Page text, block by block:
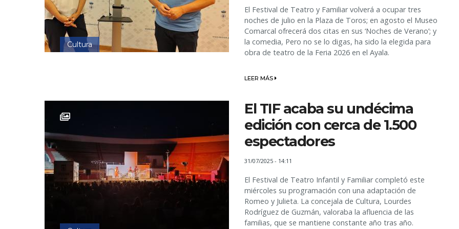
Cultura
​​​​​​​El Festival de Teatro y Familiar volverá a ocupar tres
noches de julio en la Plaza de Toros; en agosto el Museo
Comarcal ofrecerá dos citas en sus ‘Noches de Verano’; y
la comedia, Pero no se lo digas, ha sido la elegida para
obra de teatro de la Feria 2026 en el Ayala.
LEER MÁS
El TIF acaba su undécima
edición con cerca de 1.500
espectadores
31/07/2025 - 14:11
El Festival de Teatro Infantil y Familiar completó este
miércoles su programación con una adaptación de
Romeo y Julieta. La concejala de Cultura, Lourdes
Rodríguez de Guzmán, valoraba la afluencia de las
familias, que se mantiene constante año tras año.